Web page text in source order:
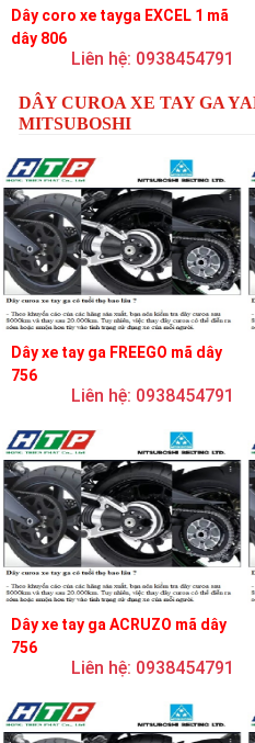
Dây coro xe tayga EXCEL 1 mã
dây 806
Liên hệ: 0938454791
DÂY CUROA XE TAY GA
MITSUBOSHI
Dây xe tay ga FREEGO mã dây
756
Liên hệ: 0938454791
Dây xe tay ga ACRUZO mã dây
756
Liên hệ: 0938454791